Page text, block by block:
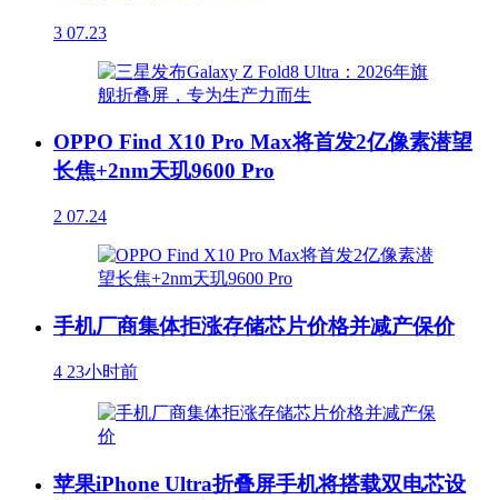
3 07.23
OPPO Find X10 Pro Max将首发2亿像素潜望
长焦+2nm天玑9600 Pro
2 07.24
手机厂商集体拒涨存储芯片价格并减产保价
4 23小时前
苹果iPhone Ultra折叠屏手机将搭载双电芯设